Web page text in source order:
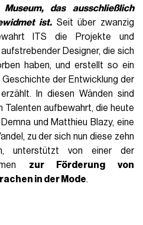
das ausschließlich
ist. Seit über zwanzig
ITS die Projekte und
Designer, die sich
haben, und erstellt so ein
Geschichte der Entwicklung der
In diesen Wänden sind
Talenten aufbewahrt, die heute
und Matthieu Blazy, eine
zu der sich nun diese zehn
unterstützt von einer der
zur Förderung von
in der Mode.